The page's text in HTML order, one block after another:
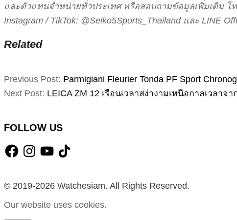
และตัวแทนจำหน่ายทั่วประเทศ หรือสอบถามข้อมูลเพิ่มเติม โ
Instagram / TikTok: @Seiko5Sports_Thailand และ LINE
Related
2025-
09
Previous Post: Parmigiani Fleurier Tonda PF Sport
Next Post: LEICA ZM 12 เรือนเวลาสง่างามเหนือกาลเวล
FOLLOW US
FacebookInstagramYouTube
TikTok
© 2019-2026 Watchesiam. All Rights Reserved.
Our website uses cookies.